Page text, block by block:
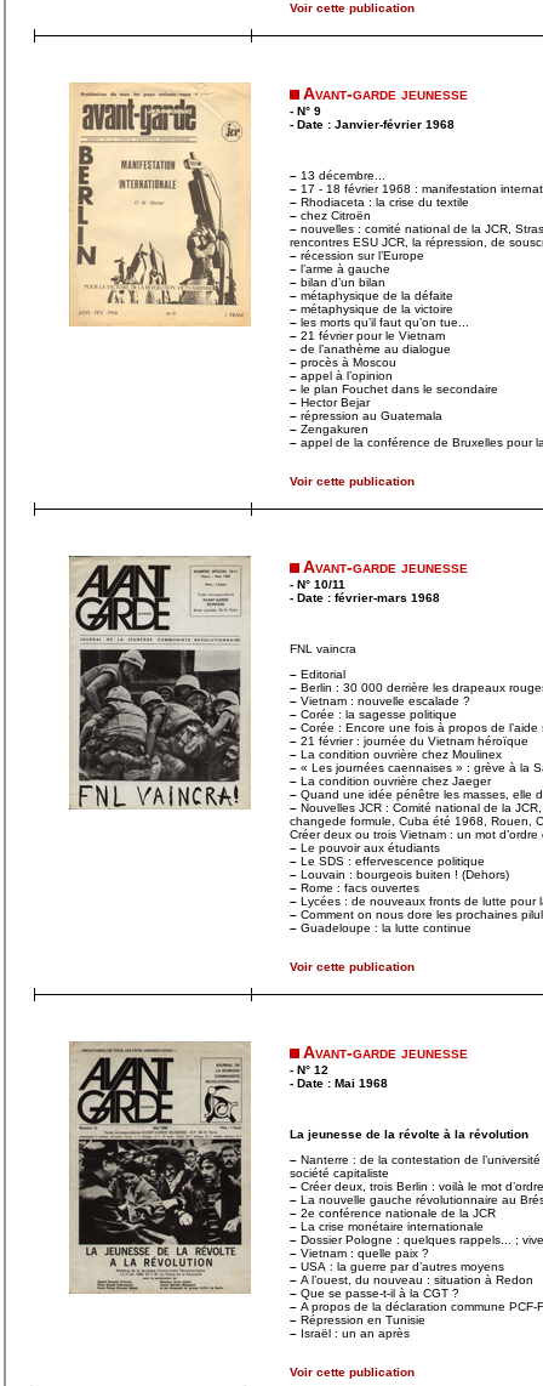
Voir cette publication
Avant-garde jeunesse
- N° 9
- Date : Janvier-février 1968
– 13 décembre...
– 17 - 18 février 1968 : manifestation
– Rhodiaceta : la crise du textile
– chez Citroën
– nouvelles : comité national de la JCR,
rencontres ESU JCR, la répression, de
– récession sur l’Europe
– l’arme à gauche
– bilan d’un bilan
– métaphysique de la défaite
– métaphysique de la victoire
– les morts qu’il faut qu’on tue...
– 21 février pour le Vietnam
– de l’anathème au dialogue
– procès à Moscou
– appel à l’opinion
– le plan Fouchet dans le secondaire
– Hector Bejar
– répression au Guatemala
– Zengakuren
– appel de la conférence de Bruxelles pour
Voir cette publication
Avant-garde jeunesse
- N° 10/11
- Date : février-mars 1968
FNL vaincra
– Editorial
– Berlin : 30 000 derrière les drapeaux
– Vietnam : nouvelle escalade ?
– Corée : la sagesse politique
– Corée : Encore une fois à propos de l’aide
– 21 février : journée du Vietnam héroïque
– La condition ouvrière chez Moulinex
– « Les journées caennaises » : grève à la
– La condition ouvrière chez Jaeger
– Quand une idée pénêtre les masses, elle
– Nouvelles JCR : Comité national de la
changede formule, Cuba été 1968, Rouen,
Créer deux ou trois Vietnam : un mot d’ordre
– Le pouvoir aux étudiants
– Le SDS : effervescence politique
– Louvain : bourgeois buiten ! (Dehors)
– Rome : facs ouvertes
– Lycées : de nouveaux fronts de lutte pour
– Comment on nous dore les prochaines
– Guadeloupe : la lutte continue
Voir cette publication
Avant-garde jeunesse
- N° 12
- Date : Mai 1968
La jeunesse de la révolte à la révolution
– Nanterre : de la contestation de
société capitaliste
– Créer deux, trois Berlin : voilà le mot d’ordre
– La nouvelle gauche révolutionnaire au
– 2e conférence nationale de la JCR
– La crise monétaire internationale
– Dossier Pologne : quelques rappels... ;
– Vietnam : quelle paix ?
– USA : la guerre par d’autres moyens
– A l’ouest, du nouveau : situation à Redon
– Que se passe-t-il à la CGT ?
– A propos de la déclaration commune PCF-
– Répression en Tunisie
– Israël : un an après
Voir cette publication